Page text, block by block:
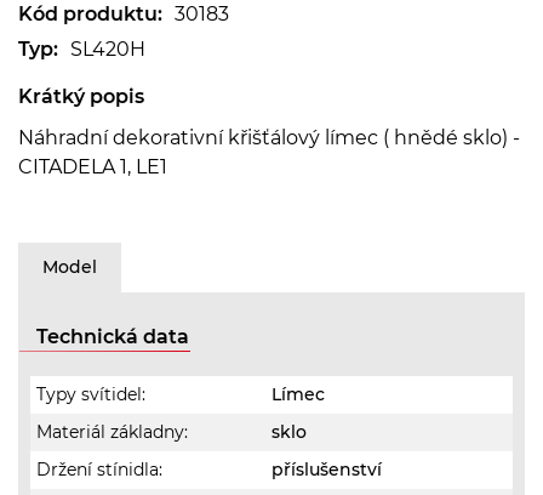
Kód produktu: 30183
Typ: SL420H
Krátký popis
Náhradní dekorativní křišťálový límec ( hnědé sklo) -
CITADELA 1, LE1
Model
Technická data
Typy svítidel:
Límec
Materiál základny:
sklo
Držení stínidla:
příslušenství